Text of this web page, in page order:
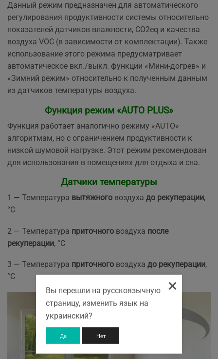
Данный режим предназначен для автоматического
регулирования продуктивности системы относительно
показателей датчиков влажности, СО2eq и качества
воздуха VOC (в зависимости от комплектации). Также
использование этого режима предусматривает
автоматическое вкл./выкл. функции «Мини-догрев» и
«Зимний режим» относительно к полученным данным
из датчиков температуры воздуха.
Функция режим «AUTO PLUS»
Функция работает аналогично режиму «AUTO»
алгоритмам, но с ограничением продуктивности к
низкой шумовой нагрузке. Этот режим рекомендован
для использования в помещениях для отдыха и сна.
Датчики температуры
1 — Температура вытяжного воздуха до рекуперации,
°C
2 — Температура приточного воздуха после
рекуперации, °С
3 — Температура приточного воздуха до рекуперации,
°С
×
Вы перешли на русскоязычную
страницу, изменить язык на
украинский?
Да Нет